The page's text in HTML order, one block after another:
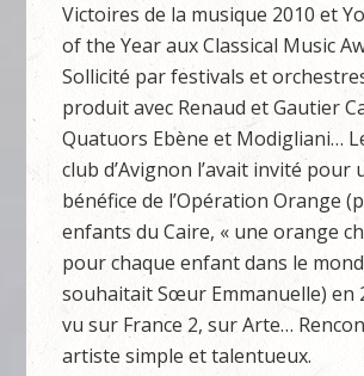
Victoires de la musique 2010 et
of the Year aux Classical Music
Sollicité par festivals et
produit avec Renaud et Gautier
Quatuors Ebène et Modigliani…
club d’Avignon l’avait invité pour
bénéfice de l’Opération Orange
enfants du Caire, « une orange
pour chaque enfant dans le
souhaitait Sœur Emmanuelle) en
vu sur France 2, sur Arte…
artiste simple et talentueux.